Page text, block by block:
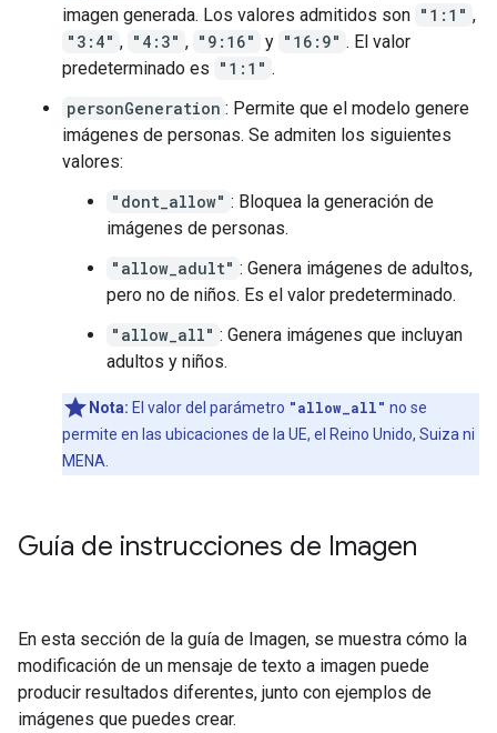
imagen generada. Los valores admitidos son "1:1" ,
"3:4" , "4:3" , "9:16" y "16:9" . El valor
predeterminado es "1:1" .
personGeneration : Permite que el modelo genere
imágenes de personas. Se admiten los siguientes
valores:
"dont_allow" : Bloquea la generación de
imágenes de personas.
"allow_adult" : Genera imágenes de adultos,
pero no de niños. Es el valor predeterminado.
"allow_all" : Genera imágenes que incluyan
adultos y niños.
Nota: El valor del parámetro "allow_all" no se
permite en las ubicaciones de la UE, el Reino Unido, Suiza ni
MENA.
Guía de instrucciones de Imagen
En esta sección de la guía de Imagen, se muestra cómo la
modificación de un mensaje de texto a imagen puede
producir resultados diferentes, junto con ejemplos de
imágenes que puedes crear.